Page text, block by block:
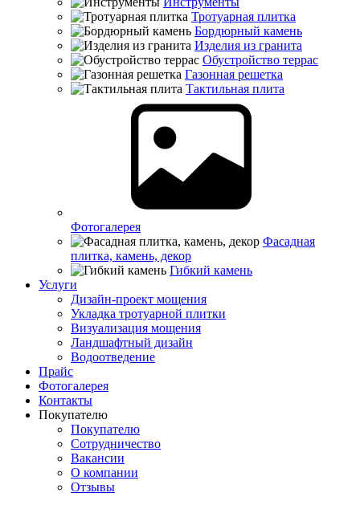
Тротуарная плитка
Бордюрный камень
Изделия из гранита
Обустройство террас
Газонная решетка
Тактильная плита
Фотогалерея
Фасадная
плитка, камень, декор
Гибкий камень
Услуги
Дизайн-проект мощения
Укладка тротуарной плитки
Визуализация мощения
Ландшафтный дизайн
Водоотведение
Прайс
Фотогалерея
Контакты
Покупателю
Покупателю
Сотрудничество
Вакансии
О компании
Отзывы